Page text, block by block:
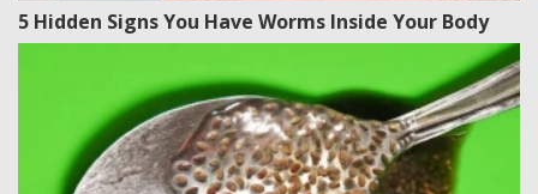
5 Hidden Signs You Have Worms Inside Your Body